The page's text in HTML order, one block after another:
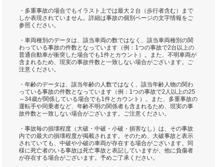
・多重事故の場合でもイラスト上では最大２台（歩行者含む）まで
しか表現されていません。詳細は事故の個別ページの文字情報をご
参照ください。
・車両種別のデータは、該当車両の数ではなく、該当車両種別の関
わっている事故の件数となっています（例：1つの事故で2台以上の
普通自動車が衝突した場合でも1件とカウント）。また、不明車両が
含まれるため、現実の事故件数と一致しない場合がございます。ご
注意ください。
・年齢のデータは、該当年齢の人数ではなく、該当年齢人物の関わ
っている事故の件数となっています（例：1つの事故で2人以上の25
～34歳が関係している場合でも1件とカウント）。また、多重事故の
運転手や同乗者など、年齢不明の関係者も含まれるため、現実の事
故件数と一致しない場合がございます。ご注意ください。
・事故毎の損壊程度（大破・中破・小破・損害なし）は、その事故
内での最大の損壊程度が掲載されます。そのため、大破事故と表示
されていても、中破や小破の車両が存在する場合がございます。同
様に死亡者のいる事故は死亡事故と表記していますが、他に負傷者
が存在する場合がございます。予めご了承ください。